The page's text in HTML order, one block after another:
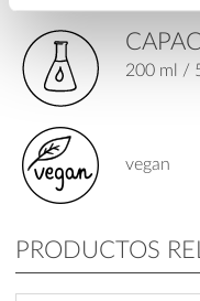
200 ml /
vegan
PRODUCTOS